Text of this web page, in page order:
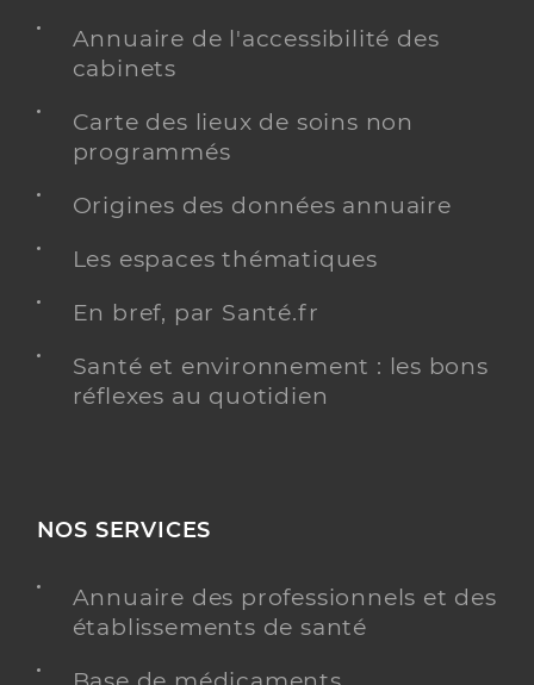
Annuaire de l'accessibilité des
cabinets
Carte des lieux de soins non
programmés
Origines des données annuaire
Les espaces thématiques
En bref, par Santé.fr
Santé et environnement : les bons
réflexes au quotidien
NOS SERVICES
Annuaire des professionnels et des
établissements de santé